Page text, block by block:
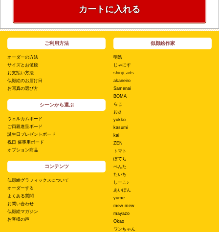
カートに入れる
ご利用方法
オーダーの方法
サイズとお値段
お支払い方法
似顔絵のお届け日
お写真の選び方
シーンから選ぶ
ウェルカムボード
ご両親進呈ボード
誕生日プレゼントボード
祝日 催事用ボード
オプション商品
コンテンツ
似顔絵グラフィックスについて
オーダーする
よくある質問
お問い合わせ
似顔絵マガジン
お客様の声
似顔絵作家
明浩
じゃにす
shinji_arts
akaneiro
Samenai
BOMA
らじ
おさ
yukko
kasumi
kai
ZEN
トマト
ぽてち
ぺんた
たいち
しーこ♪
あいぽん
yume
mew mew
mayazo
Okao
ワンちゃん